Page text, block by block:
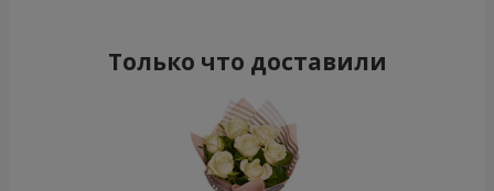
Только что доставили